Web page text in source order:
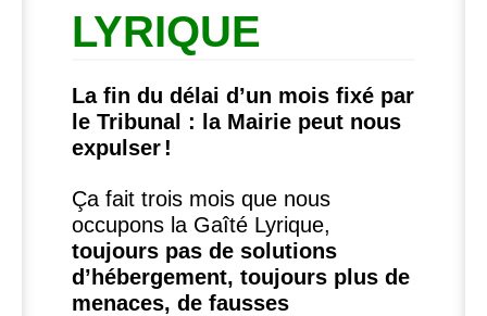
LYRIQUE
La fin du délai d’un mois fixé par
le Tribunal : la Mairie peut nous
expulser!
Ça fait trois mois que nous
occupons la Gaîté Lyrique,
toujours pas de solutions
d’hébergement, toujours plus de
menaces, de fausses